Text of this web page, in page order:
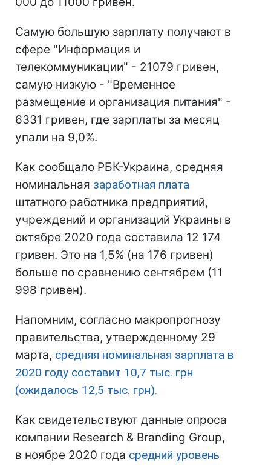
Самую большую зарплату получают в
сфере "Информация и
телекоммуникации" - 21079 гривен,
самую низкую - "Временное
размещение и организация питания" -
6331 гривен, где зарплаты за месяц
упали на 9,0%.
Как сообщало РБК-Украина, средняя
номинальная заработная плата
штатного работника предприятий,
учреждений и организаций Украины в
октябре 2020 года составила 12 174
гривен. Это на 1,5% (на 176 гривен)
больше по сравнению сентябрем (11
998 гривен).
Напомним, согласно макропрогнозу
правительства, утвержденному 29
марта, средняя номинальная зарплата в
2020 году составит 10,7 тыс. грн
(ожидалось 12,5 тыс. грн).
Как свидетельствуют данные опроса
компании Research & Branding Group,
в ноябре 2020 года средний уровень